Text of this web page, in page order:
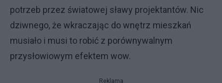
potrzeb przez światowej sławy projektantów. Nic
dziwnego, że wkraczając do wnętrz mieszkań
musiało i musi to robić z porównywalnym
przysłowiowym efektem wow.
Reklama